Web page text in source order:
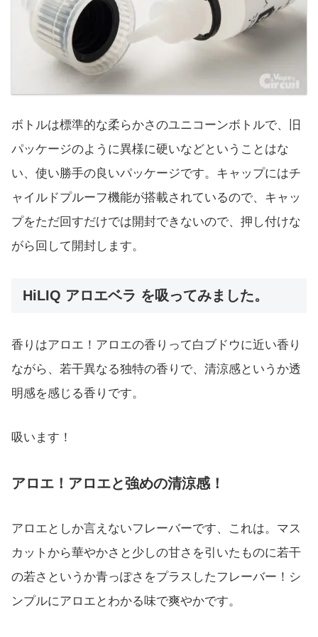
ボトルは標準的な柔らかさのユニコーンボトルで、旧
パッケージのように異様に硬いなどということはな
い、使い勝手の良いパッケージです。キャップにはチ
ャイルドプルーフ機能が搭載されているので、キャッ
プをただ回すだけでは開封できないので、押し付けな
がら回して開封します。
HiLIQ アロエベラ を吸ってみました。
香りはアロエ！アロエの香りって白ブドウに近い香り
ながら、若干異なる独特の香りで、清涼感というか透
明感を感じる香りです。
吸います！
アロエ！アロエと強めの清涼感！
アロエとしか言えないフレーバーです、これは。マス
カットから華やかさと少しの甘さを引いたものに若干
の若さというか青っぽさをプラスしたフレーバー！シ
ンプルにアロエとわかる味で爽やかです。